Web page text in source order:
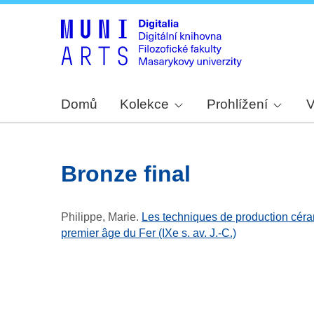
Domů Kolekce Prohlížení
Bronze final
Philippe, Marie. Les techniques de production
premier âge du Fer (IXe s. av. J.-C.)